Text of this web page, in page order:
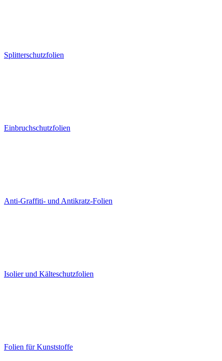
Splitterschutzfolien
Einbruchschutzfolien
Anti-Graffiti- und Antikratz-Folien
Isolier und Kälteschutzfolien
Folien für Kunststoffe